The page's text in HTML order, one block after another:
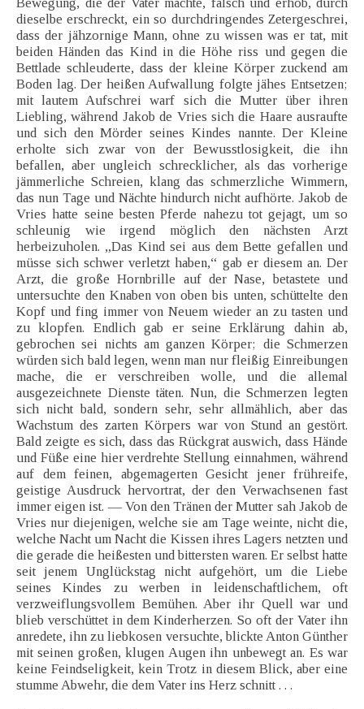
Bewegung, die der Vater machte, falsch und erhob, durch
dieselbe erschreckt, ein so durchdringendes Zetergeschrei,
dass der jähzornige Mann, ohne zu wissen was er tat, mit
beiden Händen das Kind in die Höhe riss und gegen die
Bettlade schleuderte, dass der kleine Körper zuckend am
Boden lag. Der heißen Aufwallung folgte jähes Entsetzen;
mit lautem Aufschrei warf sich die Mutter über ihren
Liebling, während Jakob de Vries sich die Haare ausraufte
und sich den Mörder seines Kindes nannte. Der Kleine
erholte sich zwar von der Bewusstlosigkeit, die ihn
befallen, aber ungleich schrecklicher, als das vorherige
jämmerliche Schreien, klang das schmerzliche Wimmern,
das nun Tage und Nächte hindurch nicht aufhörte. Jakob de
Vries hatte seine besten Pferde nahezu tot gejagt, um so
schleunig wie irgend möglich den nächsten Arzt
herbeizuholen. „Das Kind sei aus dem Bette gefallen und
müsse sich schwer verletzt haben,“ gab er diesem an. Der
Arzt, die große Hornbrille auf der Nase, betastete und
untersuchte den Knaben von oben bis unten, schüttelte den
Kopf und fing immer von Neuem wieder an zu tasten und
zu klopfen. Endlich gab er seine Erklärung dahin ab,
gebrochen sei nichts am ganzen Körper; die Schmerzen
würden sich bald legen, wenn man nur fleißig Einreibungen
mache, die er verschreiben wolle, und die allemal
ausgezeichnete Dienste täten. Nun, die Schmerzen legten
sich nicht bald, sondern sehr, sehr allmählich, aber das
Wachstum des zarten Körpers war von Stund an gestört.
Bald zeigte es sich, dass das Rückgrat auswich, dass Hände
und Füße eine hier verdrehte Stellung einnahmen, während
auf dem feinen, abgemagerten Gesicht jener frühreife,
geistige Ausdruck hervortrat, der den Verwachsenen fast
immer eigen ist. — Von den Tränen der Mutter sah Jakob de
Vries nur diejenigen, welche sie am Tage weinte, nicht die,
welche Nacht um Nacht die Kissen ihres Lagers netzten und
die gerade die heißesten und bittersten waren. Er selbst hatte
seit jenem Unglückstag nicht aufgehört, um die Liebe
seines Kindes zu werben in leidenschaftlichem, oft
verzweiflungsvollem Bemühen. Aber ihr Quell war und
blieb verschüttet in dem Kinderherzen. So oft der Vater ihn
anredete, ihn zu liebkosen versuchte, blickte Anton Günther
mit seinen großen, klugen Augen ihn unbewegt an. Es war
keine Feindseligkeit, kein Trotz in diesem Blick, aber eine
stumme Abwehr, die dem Vater ins Herz schnitt . . .